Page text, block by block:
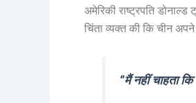
अमेरिकी राष्ट्रपति
चिंता व्यक्त की कि चीन
“मैं नहीं चाहता